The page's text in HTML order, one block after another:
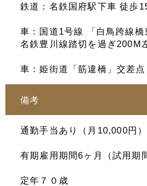
鉄道：名鉄国府駅下車 徒歩
車：国道1号線 「白鳥跨線橋
名鉄豊川線踏切を過ぎ200M
車：姫街道「筋違橋」交差
備考
通勤手当あり（月10,000円）
有期雇用期間6ヶ月（試用期
定年７０歳